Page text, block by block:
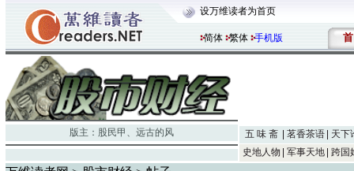
设万维读者为首页
简体 繁体 手机版 首
版主： 股民甲 、 远古的风 五 味 斋 茗香茶语
天下
史地人物
军事天地 跨国